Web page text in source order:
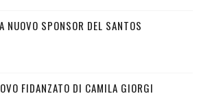
NUOVO SPONSOR DEL SANTOS
FIDANZATO DI CAMILA GIORGI